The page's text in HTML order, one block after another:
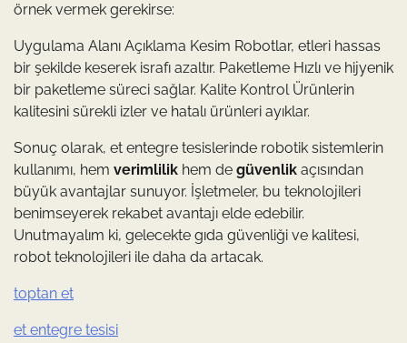
örnek vermek gerekirse:
Uygulama Alanı Açıklama Kesim Robotlar, etleri hassas
bir şekilde keserek israfı azaltır. Paketleme Hızlı ve hijyenik
bir paketleme süreci sağlar. Kalite Kontrol Ürünlerin
kalitesini sürekli izler ve hatalı ürünleri ayıklar.
Sonuç olarak, et entegre tesislerinde robotik sistemlerin
kullanımı, hem verimlilik hem de güvenlik açısından
büyük avantajlar sunuyor. İşletmeler, bu teknolojileri
benimseyerek rekabet avantajı elde edebilir.
Unutmayalım ki, gelecekte gıda güvenliği ve kalitesi,
robot teknolojileri ile daha da artacak.
toptan et
et entegre tesisi